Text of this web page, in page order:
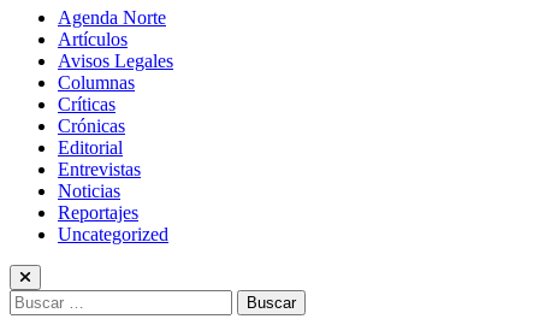
Agenda Norte
Artículos
Avisos Legales
Columnas
Críticas
Crónicas
Editorial
Entrevistas
Noticias
Reportajes
Uncategorized
Buscar: